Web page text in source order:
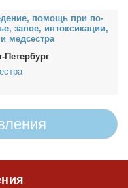
по­мощь при по­
за­пое, ин­ток­си­ка­ции,
мед­сест­ра
Петербург